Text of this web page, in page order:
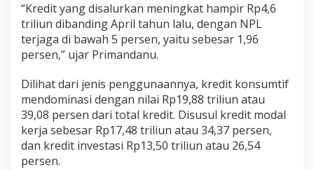
“Kredit yang disalurkan meningkat hampir Rp4,6
triliun dibanding April tahun lalu, dengan NPL
terjaga di bawah 5 persen, yaitu sebesar 1,96
persen,” ujar Primandanu.
Dilihat dari jenis penggunaannya, kredit konsumtif
mendominasi dengan nilai Rp19,88 triliun atau
39,08 persen dari total kredit. Disusul kredit modal
kerja sebesar Rp17,48 triliun atau 34,37 persen,
dan kredit investasi Rp13,50 triliun atau 26,54
persen.